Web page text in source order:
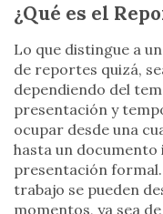
¿Qué es el
Lo que distingue a
de reportes quizá,
dependiendo del
presentación y
ocupar desde una
hasta un documento
presentación
trabajo se pueden
momentos, ya sea